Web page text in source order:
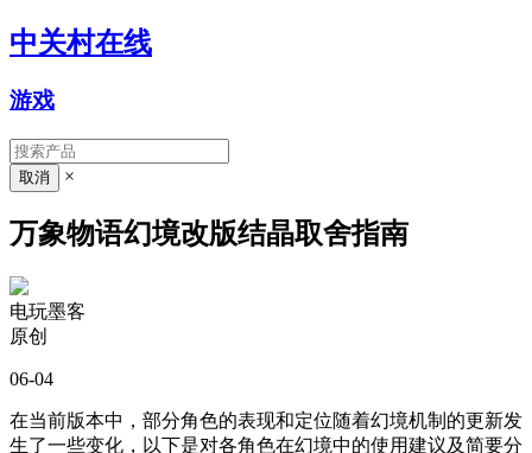
中关村在线
游戏
×
万象物语幻境改版结晶取舍指南
电玩墨客
原创
06-04
在当前版本中，部分角色的表现和定位随着幻境机制的更新发
生了一些变化，以下是对各角色在幻境中的使用建议及简要分